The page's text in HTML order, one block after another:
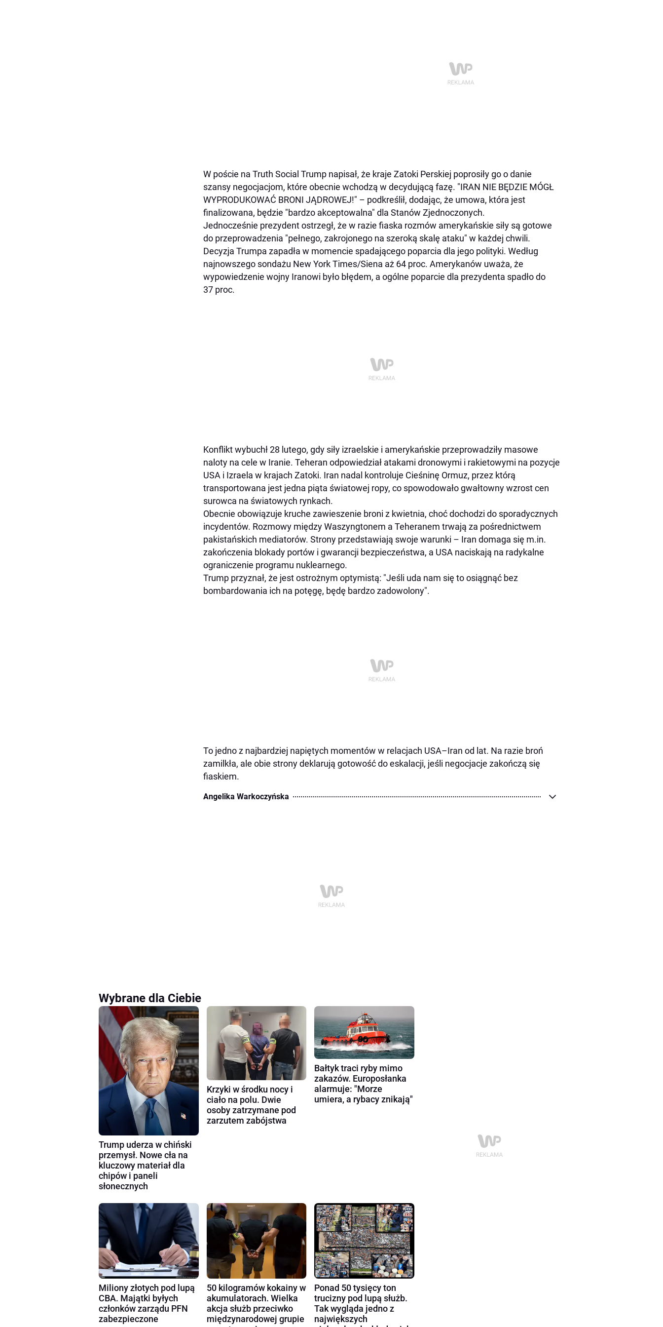
W poście na Truth Social Trump napisał, że kraje Zatoki Perskiej poprosiły go o danie
szansy negocjacjom, które obecnie wchodzą w decydującą fazę. "IRAN NIE BĘDZIE MÓGŁ
WYPRODUKOWAĆ BRONI JĄDROWEJ!" – podkreślił, dodając, że umowa, która jest
finalizowana, będzie "bardzo akceptowalna" dla Stanów Zjednoczonych.
Jednocześnie prezydent ostrzegł, że w razie fiaska rozmów amerykańskie siły są gotowe
do przeprowadzenia "pełnego, zakrojonego na szeroką skalę ataku" w każdej chwili.
Decyzja Trumpa zapadła w momencie spadającego poparcia dla jego polityki. Według
najnowszego sondażu New York Times/Siena aż 64 proc. Amerykanów uważa, że
wypowiedzenie wojny Iranowi było błędem, a ogólne poparcie dla prezydenta spadło do
37 proc.
Konflikt wybuchł 28 lutego, gdy siły izraelskie i amerykańskie przeprowadziły masowe
naloty na cele w Iranie. Teheran odpowiedział atakami dronowymi i rakietowymi na pozycje
USA i Izraela w krajach Zatoki. Iran nadal kontroluje Cieśninę Ormuz, przez którą
transportowana jest jedna piąta światowej ropy, co spowodowało gwałtowny wzrost cen
surowca na światowych rynkach.
Obecnie obowiązuje kruche zawieszenie broni z kwietnia, choć dochodzi do sporadycznych
incydentów. Rozmowy między Waszyngtonem a Teheranem trwają za pośrednictwem
pakistańskich mediatorów. Strony przedstawiają swoje warunki – Iran domaga się m.in.
zakończenia blokady portów i gwarancji bezpieczeństwa, a USA naciskają na radykalne
ograniczenie programu nuklearnego.
Trump przyznał, że jest ostrożnym optymistą: "Jeśli uda nam się to osiągnąć bez
bombardowania ich na potęgę, będę bardzo zadowolony".
To jedno z najbardziej napiętych momentów w relacjach USA–Iran od lat. Na razie broń
zamilkła, ale obie strony deklarują gotowość do eskalacji, jeśli negocjacje zakończą się
fiaskiem.
Angelika Warkoczyńska
Wybrane dla Ciebie
Trump uderza w chiński
przemysł. Nowe cła na
kluczowy materiał dla
chipów i paneli
słonecznych
Krzyki w środku nocy i
ciało na polu. Dwie
osoby zatrzymane pod
zarzutem zabójstwa
Bałtyk traci ryby mimo
zakazów. Europosłanka
alarmuje: "Morze
umiera, a rybacy znikają"
Miliony złotych pod lupą
CBA. Majątki byłych
członków zarządu PFN
zabezpieczone
50 kilogramów kokainy w
akumulatorach. Wielka
akcja służb przeciwko
międzynarodowej grupie
Ponad 50 tysięcy ton
trucizny pod lupą służb.
Tak wygląda jedno z
największych